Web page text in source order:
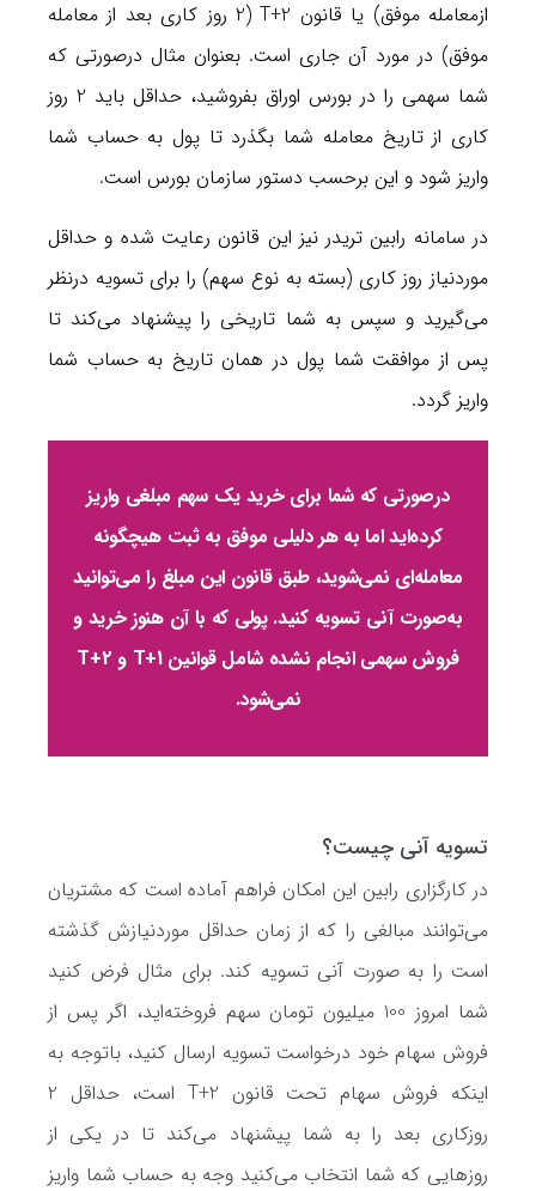
ازمعامله موفق) یا قانون T+2 (2 روز کاری بعد از معامله
موفق) در مورد آن جاری است. بعنوان مثال درصورتی که
شما سهمی را در بورس اوراق بفروشید، حداقل باید 2 روز
کاری از تاریخ معامله شما بگذرد تا پول به حساب شما
واریز شود و این برحسب دستور سازمان بورس است.
در سامانه رابین تریدر نیز این قانون رعایت شده و حداقل
موردنیاز روز کاری (بسته به نوع سهم) را برای تسویه درنظر
می‌گیرید و سپس به شما تاریخی را پیشنهاد می‌کند تا
پس از موافقت شما پول در همان تاریخ به حساب شما
واریز گردد.
درصورتی که شما برای خرید یک سهم مبلغی واریز
کرده‌اید اما به هر دلیلی موفق به ثبت هیچگونه
معامله‌ای نمی‌شوید، طبق قانون این مبلغ را می‌توانید
به‌صورت آنی تسویه کنید. پولی که با آن هنوز خرید و
فروش سهمی انجام نشده شامل قوانین T+1 و T+2
نمی‌شود.
تسویه آنی چیست؟
در کارگزاری رابین این امکان فراهم آماده است که مشتریان
می‌توانند مبالغی را که از زمان حداقل موردنیازش گذشته
است را به صورت آنی تسویه کند. برای مثال فرض کنید
شما امروز 100 میلیون تومان سهم فروخته‌اید، اگر پس از
فروش سهام خود درخواست تسویه ارسال کنید، باتوجه به
اینکه فروش سهام تحت قانون T+2 است، حداقل 2
روزکاری بعد را به شما پیشنهاد می‌کند تا در یکی از
روزهایی که شما انتخاب می‌کنید وجه به حساب شما واریز